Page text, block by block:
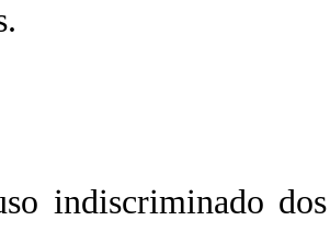
indiscriminado dos